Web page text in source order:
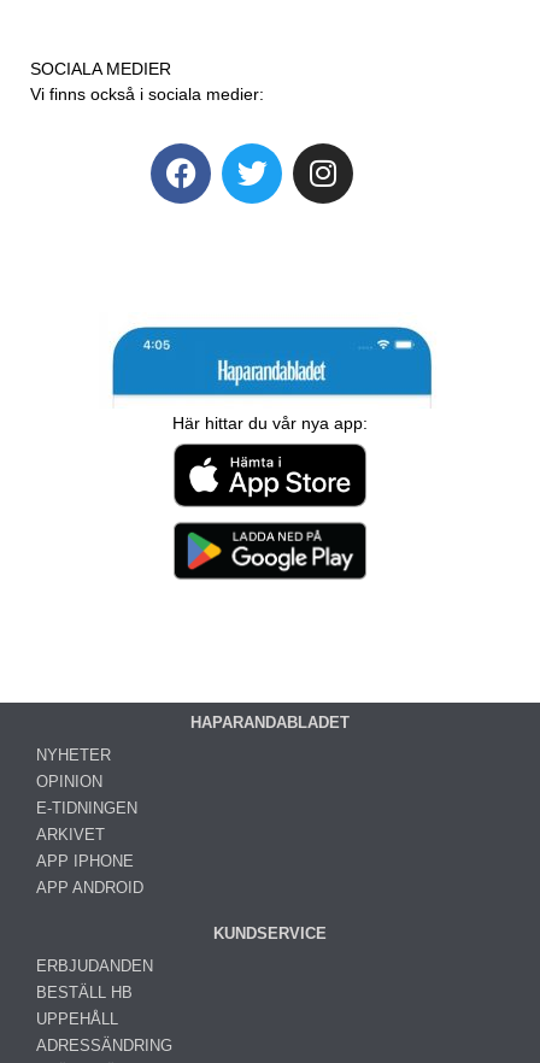
SOCIALA MEDIER
Vi finns också i sociala medier:
Här hittar du vår nya app:
HAPARANDABLADET
NYHETER
OPINION
E-TIDNINGEN
ARKIVET
APP IPHONE
APP ANDROID
KUNDSERVICE
ERBJUDANDEN
BESTÄLL HB
UPPEHÅLL
ADRESSÄNDRING